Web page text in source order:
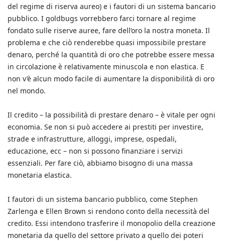
del regime di riserva aureo) e i fautori di un sistema bancario
pubblico. I goldbugs vorrebbero farci tornare al regime
fondato sulle riserve auree, fare dell’oro la nostra moneta. Il
problema e che ciò renderebbe quasi impossibile prestare
denaro, perché la quantità di oro che potrebbe essere messa
in circolazione è relativamente minuscola e non elastica. E
non v’è alcun modo facile di aumentare la disponibilità di oro
nel mondo.
Il credito – la possibilità di prestare denaro – è vitale per ogni
economia. Se non si può accedere ai prestiti per investire,
strade e infrastrutture, alloggi, imprese, ospedali,
educazione, ecc – non si possono finanziare i servizi
essenziali. Per fare ciò, abbiamo bisogno di una massa
monetaria elastica.
I fautori di un sistema bancario pubblico, come Stephen
Zarlenga e Ellen Brown si rendono conto della necessità del
credito. Essi intendono trasferire il monopolio della creazione
monetaria da quello del settore privato a quello dei poteri